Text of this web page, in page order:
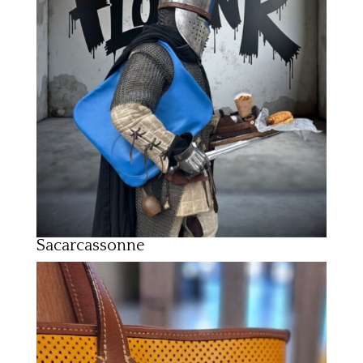
Sacarcassonne